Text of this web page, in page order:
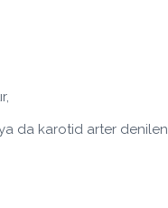
ya da karotid arter denilen